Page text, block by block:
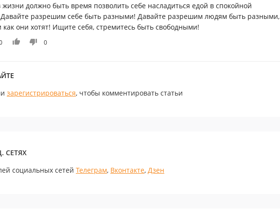
жизни должно быть время позволить себе насладиться едой в спокойной
Давайте разрешим себе быть разными! Давайте разрешим людям быть разными,
как они хотят! Ищите себя, стремитесь быть свободными!
0
зарегистрироваться, чтобы комментировать статьи
СЕТЯХ
социальных сетей Телеграм, Вконтакте, Дзен